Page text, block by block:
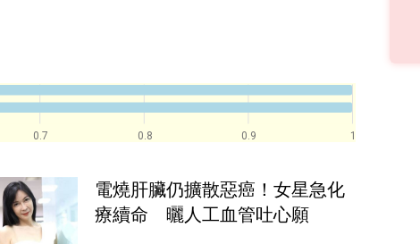
0.7 0.8 0.9 1
電燒肝臟仍擴散惡癌！女星急化
療續命　曬人工血管吐心願